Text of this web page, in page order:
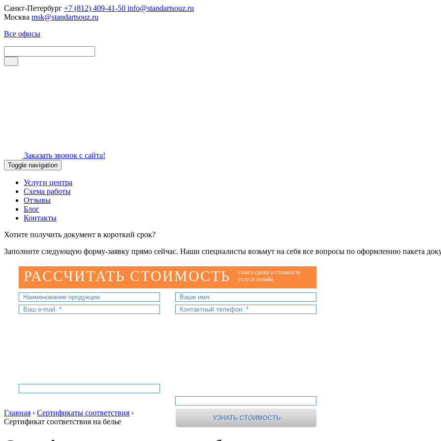
Санкт-Петербург +7 (812) 409-41-50 info@standartsouz.ru
Москва msk@standartsouz.ru
Все офисы
Заказать звонок с сайта!
Toggle navigation
Услуги центра
Схема работы
Отзывы
Блог
Контакты
Хотите получить документ в короткий срок?
Заполните следующую форму-заявку прямо сейчас. Наши специалисты возьмут на себя все вопросы по оформлению пакета
РАССЧИТАТЬ СТОИМОСТЬ
узнать сроки и стоимость
услуги онлайн
Главная › Сертификаты соответствия ›
Сертификат соответствия на белье